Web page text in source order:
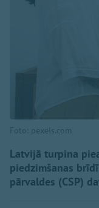
Foto: pexels.com
Latvijā turpina
piedzimšanas
pārvaldes (CSP)